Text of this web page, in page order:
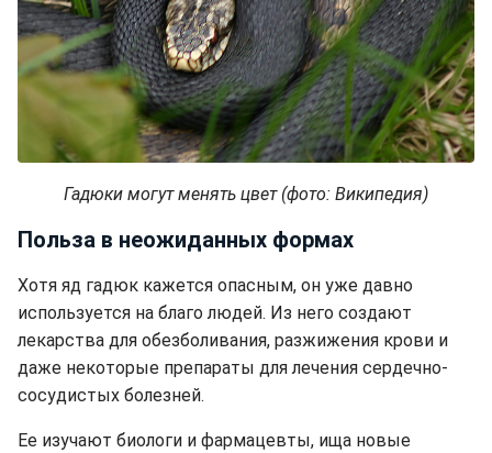
Гадюки могут менять цвет (фото: Википедия)
Польза в неожиданных формах
Хотя яд гадюк кажется опасным, он уже давно
используется на благо людей. Из него создают
лекарства для обезболивания, разжижения крови и
даже некоторые препараты для лечения сердечно-
сосудистых болезней.
Ее изучают биологи и фармацевты, ища новые